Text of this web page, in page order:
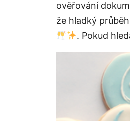
ověřování
že hladký
. Pokud